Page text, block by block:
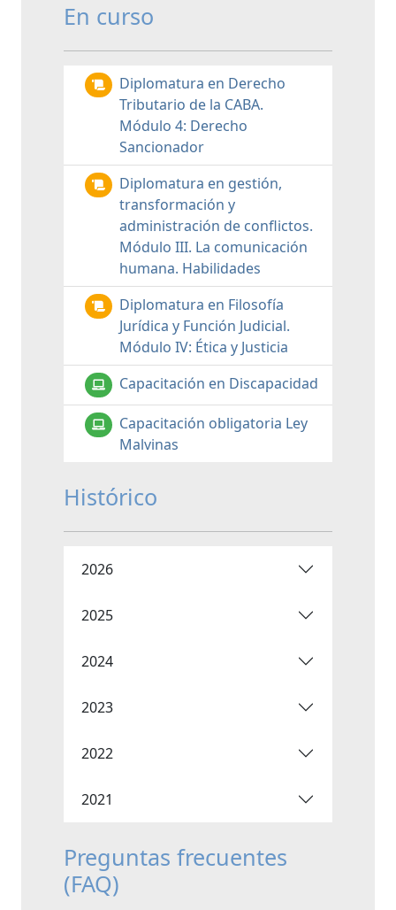
En curso
Diplomatura en Derecho
Tributario de la CABA.
Módulo 4: Derecho
Sancionador
Diplomatura en gestión,
transformación y
administración de conflictos.
Módulo III. La comunicación
humana. Habilidades
Diplomatura en Filosofía
Jurídica y Función Judicial.
Módulo IV: Ética y Justicia
Capacitación en Discapacidad
Capacitación obligatoria Ley
Malvinas
Histórico
2026
2025
2024
2023
2022
2021
Preguntas frecuentes
(FAQ)